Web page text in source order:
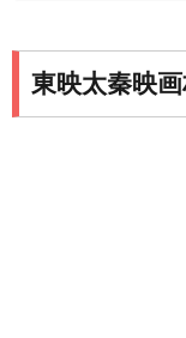
東映太秦映